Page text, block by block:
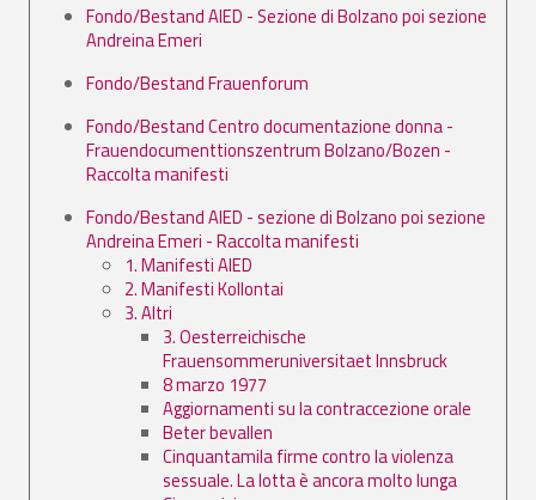
Fondo/Bestand AIED - Sezione di Bolzano poi sezione
Andreina Emeri
Fondo/Bestand Frauenforum
Fondo/Bestand Centro documentazione donna -
Frauendocumenttionszentrum Bolzano/Bozen -
Raccolta manifesti
Fondo/Bestand AIED - sezione di Bolzano poi sezione
Andreina Emeri - Raccolta manifesti
1. Manifesti AIED
2. Manifesti Kollontai
3. Altri
3. Oesterreichische
Frauensommeruniversitaet Innsbruck
8 marzo 1977
Aggiornamenti su la contraccezione orale
Beter bevallen
Cinquantamila firme contro la violenza
sessuale. La lotta è ancora molto lunga